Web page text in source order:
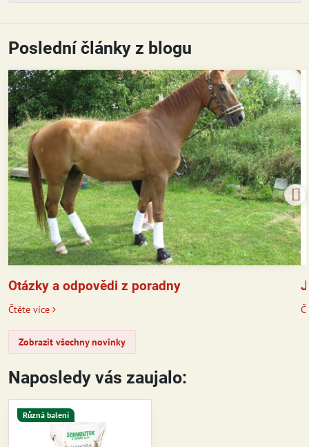
Poslední články z blogu
Otázky a odpovědi z poradny
Čtěte více
Zobrazit všechny novinky
Naposledy vás zaujalo:
Různá balení